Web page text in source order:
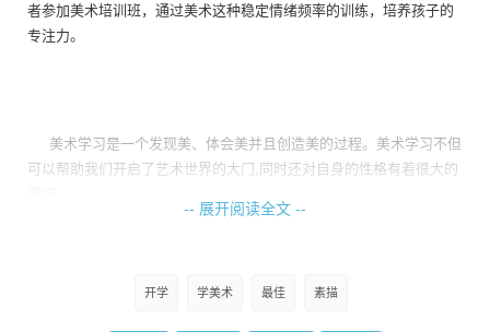
者参加美术培训班，通过美术这种稳定情绪频率的训练，培养孩子的
专注力。
美术学习是一个发现美、体会美并且创造美的过程。美术学习不但
可以帮助我们开启了艺术世界的大门,同时还对自身的性格有着很大的
-- 展开阅读全文 --
开学 学美术 最佳 素描